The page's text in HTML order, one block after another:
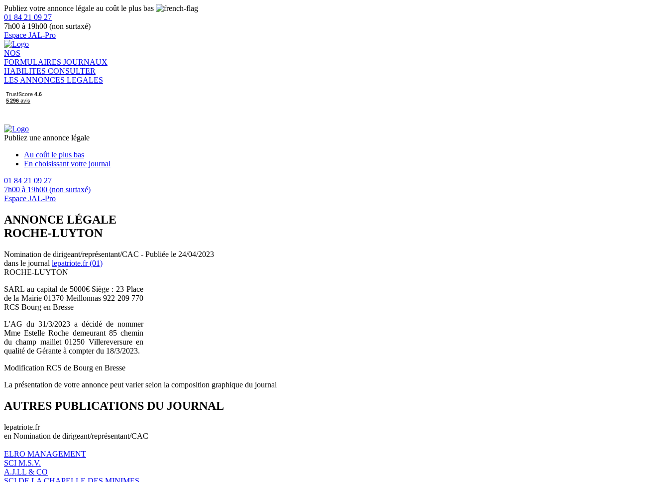
Publiez votre annonce légale au coût le plus bas
01 84 21 09 27
7h00 à 19h00 (non surtaxé)
Espace JAL-Pro
NOS
FORMULAIRES JOURNAUX
HABILITES CONSULTER
LES ANNONCES LEGALES
Publiez une annonce légale
Au coût le plus bas
En choisissant votre journal
01 84 21 09 27
7h00 à 19h00 (non surtaxé)
Espace JAL-Pro
ANNONCE LÉGALE
ROCHE-LUYTON
Nomination de dirigeant/représentant/CAC - Publiée le 24/04/2023
dans le journal lepatriote.fr (01)
ROCHE-LUYTON
SARL au capital de 5000€ Siège : 23 Place
de la Mairie 01370 Meillonnas 922 209 770
RCS Bourg en Bresse
L'AG du 31/3/2023 a décidé de nommer
Mme Estelle Roche demeurant 85 chemin
du champ maillet 01250 Villereversure en
qualité de Gérante à compter du 18/3/2023.
Modification RCS de Bourg en Bresse
La présentation de votre annonce peut varier selon la composition graphique du journal
AUTRES PUBLICATIONS DU JOURNAL
lepatriote.fr
en Nomination de dirigeant/représentant/CAC
ELRO MANAGEMENT
SCI M.S.V.
A.J.LL & CO